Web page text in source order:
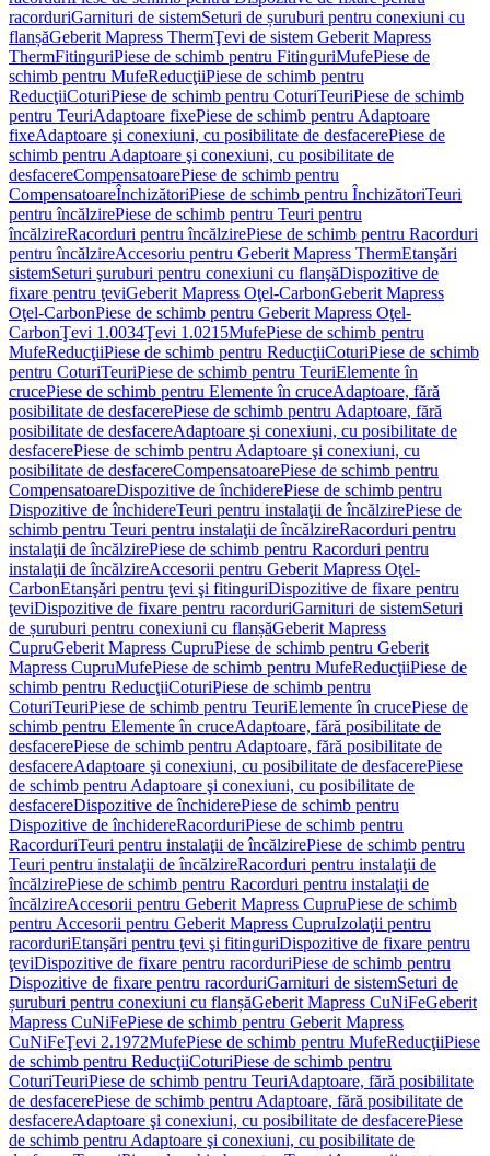
racorduriGarnituri de sistemSeturi de șuruburi pentru conexiuni cu
flanșăGeberit Mapress ThermŢevi de sistem Geberit Mapress
ThermFitinguriPiese de schimb pentru FitinguriMufePiese de
schimb pentru MufeReducţiiPiese de schimb pentru
ReducţiiCoturiPiese de schimb pentru CoturiTeuriPiese de schimb
pentru TeuriAdaptoare fixePiese de schimb pentru Adaptoare
fixeAdaptoare şi conexiuni, cu posibilitate de desfacerePiese de
schimb pentru Adaptoare şi conexiuni, cu posibilitate de
desfacereCompensatoarePiese de schimb pentru
CompensatoareÎnchizătoriPiese de schimb pentru ÎnchizătoriTeuri
pentru încălzirePiese de schimb pentru Teuri pentru
încălzireRacorduri pentru încălzirePiese de schimb pentru Racorduri
pentru încălzireAccesoriu pentru Geberit Mapress ThermEtanşări
sistemSeturi şuruburi pentru conexiuni cu flanşăDispozitive de
fixare pentru ţeviGeberit Mapress Oţel-CarbonGeberit Mapress
Oţel-CarbonPiese de schimb pentru Geberit Mapress Oţel-
CarbonŢevi 1.0034Ţevi 1.0215MufePiese de schimb pentru
MufeReducţiiPiese de schimb pentru ReducţiiCoturiPiese de schimb
pentru CoturiTeuriPiese de schimb pentru TeuriElemente în
crucePiese de schimb pentru Elemente în cruceAdaptoare, fără
posibilitate de desfacerePiese de schimb pentru Adaptoare, fără
posibilitate de desfacereAdaptoare şi conexiuni, cu posibilitate de
desfacerePiese de schimb pentru Adaptoare şi conexiuni, cu
posibilitate de desfacereCompensatoarePiese de schimb pentru
CompensatoareDispozitive de închiderePiese de schimb pentru
Dispozitive de închidereTeuri pentru instalaţii de încălzirePiese de
schimb pentru Teuri pentru instalaţii de încălzireRacorduri pentru
instalaţii de încălzirePiese de schimb pentru Racorduri pentru
instalaţii de încălzireAccesorii pentru Geberit Mapress Oţel-
CarbonEtanşări pentru ţevi şi fitinguriDispozitive de fixare pentru
ţeviDispozitive de fixare pentru racorduriGarnituri de sistemSeturi
de șuruburi pentru conexiuni cu flanșăGeberit Mapress
CupruGeberit Mapress CupruPiese de schimb pentru Geberit
Mapress CupruMufePiese de schimb pentru MufeReducţiiPiese de
schimb pentru ReducţiiCoturiPiese de schimb pentru
CoturiTeuriPiese de schimb pentru TeuriElemente în crucePiese de
schimb pentru Elemente în cruceAdaptoare, fără posibilitate de
desfacerePiese de schimb pentru Adaptoare, fără posibilitate de
desfacereAdaptoare şi conexiuni, cu posibilitate de desfacerePiese
de schimb pentru Adaptoare şi conexiuni, cu posibilitate de
desfacereDispozitive de închiderePiese de schimb pentru
Dispozitive de închidereRacorduriPiese de schimb pentru
RacorduriTeuri pentru instalaţii de încălzirePiese de schimb pentru
Teuri pentru instalaţii de încălzireRacorduri pentru instalaţii de
încălzirePiese de schimb pentru Racorduri pentru instalaţii de
încălzireAccesorii pentru Geberit Mapress CupruPiese de schimb
pentru Accesorii pentru Geberit Mapress CupruIzolaţii pentru
racorduriEtanşări pentru ţevi şi fitinguriDispozitive de fixare pentru
ţeviDispozitive de fixare pentru racorduriPiese de schimb pentru
Dispozitive de fixare pentru racorduriGarnituri de sistemSeturi de
șuruburi pentru conexiuni cu flanșăGeberit Mapress CuNiFeGeberit
Mapress CuNiFePiese de schimb pentru Geberit Mapress
CuNiFeŢevi 2.1972MufePiese de schimb pentru MufeReducţiiPiese
de schimb pentru ReducţiiCoturiPiese de schimb pentru
CoturiTeuriPiese de schimb pentru TeuriAdaptoare, fără posibilitate
de desfacerePiese de schimb pentru Adaptoare, fără posibilitate de
desfacereAdaptoare şi conexiuni, cu posibilitate de desfacerePiese
de schimb pentru Adaptoare şi conexiuni, cu posibilitate de